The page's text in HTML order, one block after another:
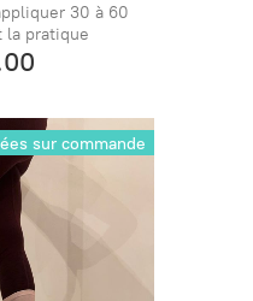
30 à 60
la pratique
sur commande